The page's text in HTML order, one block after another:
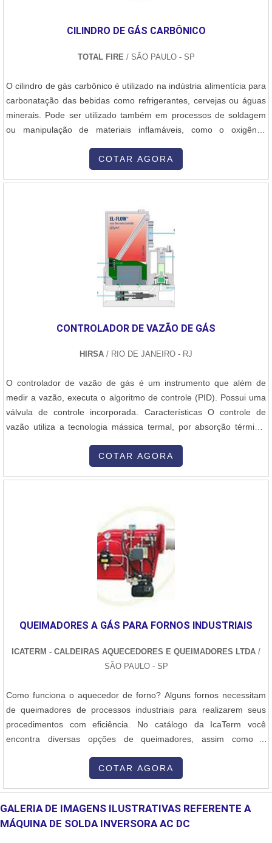
qualidade a um valor acessível, visando atender às necessidades e
demandas de seus clientes. Para obter informações mais
Entre em contato com a Normatec para obter mais informações
sobre os desfibradores de cana e seus preços.
CILINDRO DE GÁS CARBÔNICO
TOTAL FIRE / SÃO PAULO - SP
O cilindro de gás carbônico é utilizado na indústria alimentícia para
carbonatação das bebidas como refrigerantes, cervejas ou águas
minerais. Pode ser utilizado também em processos de soldagem
ou manipulação de materiais inflamáveis, como o oxigênio,
deslocando o ar. Detalhes importantes sobre o produtoNo estado
COTAR AGORA
CONTROLADOR DE VAZÃO DE GÁS
HIRSA / RIO DE JANEIRO - RJ
O controlador de vazão de gás é um instrumento que além de
medir a vazão, executa o algoritmo de controle (PID). Possui uma
válvula de controle incorporada. Características O controle de
vazão utiliza a tecnologia mássica termal, por absorção térmica,
batelada, e em sistemas de vaporização. Além disso, trabalha com
COTAR AGORA
QUEIMADORES A GÁS PARA FORNOS INDUSTRIAIS
ICATERM - CALDEIRAS AQUECEDORES E QUEIMADORES LTDA /
SÃO PAULO - SP
Como funciona o aquecedor de forno? Alguns fornos necessitam
de queimadores de processos industriais para realizarem seus
procedimentos com eficiência. No catálogo da IcaTerm você
encontra diversas opções de queimadores, assim como o
e aço em sua estrutura os queimadores para fornos alimentícios
COTAR AGORA
GALERIA DE IMAGENS ILUSTRATIVAS REFERENTE A
MÁQUINA DE SOLDA INVERSORA AC DC